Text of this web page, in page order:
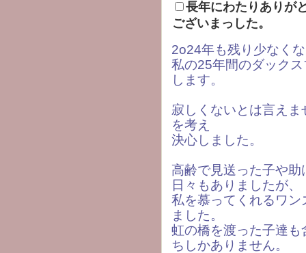
長年にわたりありが
ございまっした。
2o24年も残り少なく
私の25年間のダック
します。
寂しくないとは言え
を考え
決心しました。
高齢で見送った子や
日々もありましたが、
私を慕ってくれるワ
ました。
虹の橋を渡った子達
ちしかありません。